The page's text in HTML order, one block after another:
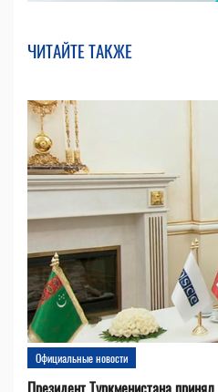
ЧИТАЙТЕ ТАКЖЕ
Официальные новости